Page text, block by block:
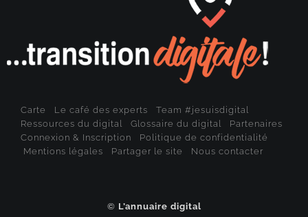
Carte Le café des experts
Team #jesuisdigital
Ressources du digital
Glossaire du digital
Partenaires
Connexion & Inscription
Politique de confidentialité
Mentions légales
Partager le site Nous contacter
© L’annuaire digital